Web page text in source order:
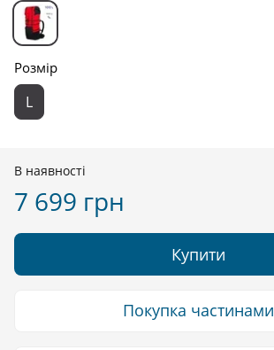
Розмір
L
В наявності
7 699 грн
Купити
Покупка частинами